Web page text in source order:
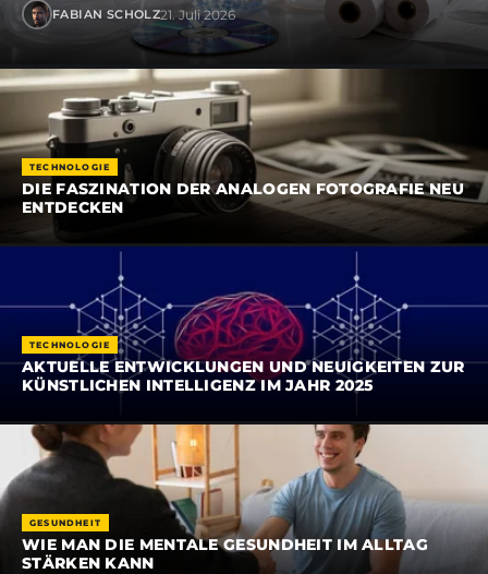
FABIAN SCHOLZ21. Juli 2026
TECHNOLOGIE
DIE FASZINATION DER ANALOGEN FOTOGRAFIE NEU
ENTDECKEN
TECHNOLOGIE
AKTUELLE ENTWICKLUNGEN UND NEUIGKEITEN ZUR
KÜNSTLICHEN INTELLIGENZ IM JAHR 2025
GESUNDHEIT
WIE MAN DIE MENTALE GESUNDHEIT IM ALLTAG
STÄRKEN KANN